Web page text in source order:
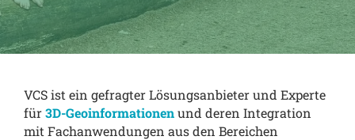
VCS ist ein gefragter Lösungsanbieter und Experte
für3D-Geoinformationenund deren Integration
mit Fachanwendungen aus den Bereichen